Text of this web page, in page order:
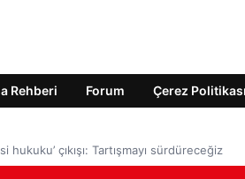
Rehberi Forum Çerez Politikası
hukuku’ çıkışı: Tartışmayı sürdüreceğiz